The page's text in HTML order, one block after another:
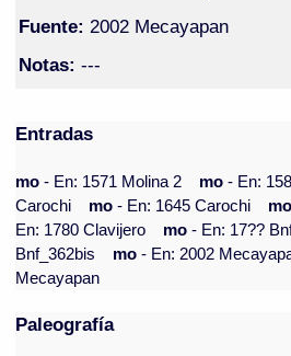
Fuente: 2002 Mecayapan
Notas: ---
Entradas
mo- En: 1571 Molina 2 mo- En:
Carochi
mo- En: 1645 Carochi
En: 1780 Clavijero
mo- En: 17??
Bnf_362bis
mo- En: 2002
Mecayapan
Paleografía